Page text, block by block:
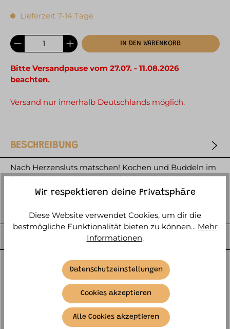
Lieferzeit 7-14 Tage
IN DEN WARENKORB
Bitte Versandpause vom 27.07. - 11.08.2026
beachten.
Versand nur innerhalb Deutschlands möglich.
BESCHREIBUNG
Nach Herzensluts matschen! Kochen und Buddeln im
Freien in einer eigenen Spielküche - das ist ein
absolutes Highlight für je…mehr
WEITERE ARTIKELINFOS
SIMILAR ITEMS
Wir respektieren deine Privatsphäre
Diese Website verwendet Cookies, um dir die
bestmögliche Funktionalität bieten zu können... Mehr
Informationen.
Datenschutzeinstellungen
Cookies akzeptieren
Alle Cookies akzeptieren